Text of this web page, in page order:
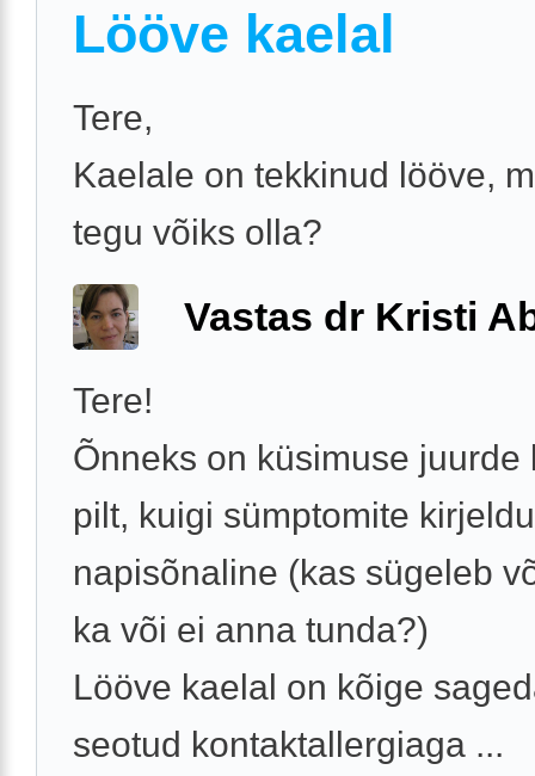
Lööve kaelal
Tere,
Kaelale on tekkinud lööve,
tegu võiks olla?
Vastas dr Kristi
Tere!
Õnneks on küsimuse juurde
pilt, kuigi sümptomite
napisõnaline (kas sügeleb
ka või ei anna tunda?)
Lööve kaelal on kõige
seotud kontaktallergiaga ...